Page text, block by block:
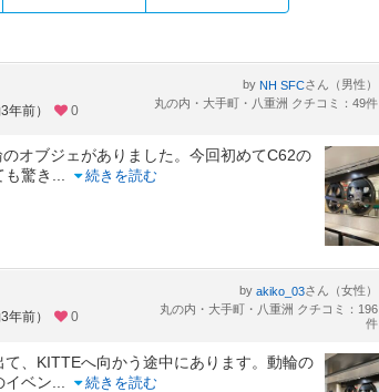
前） 0
by NH SFCさん（男性）
丸の内・大手町・八重洲 クチコミ：49件
オブジェがありました。今回初めてC62の
驚き
続きを読む
前） 0
by akiko_03さん（女性）
丸の内・大手町・八重洲 クチコミ：196
件
、KITTEへ向かう途中にあります。動輪の
イベン
続きを読む